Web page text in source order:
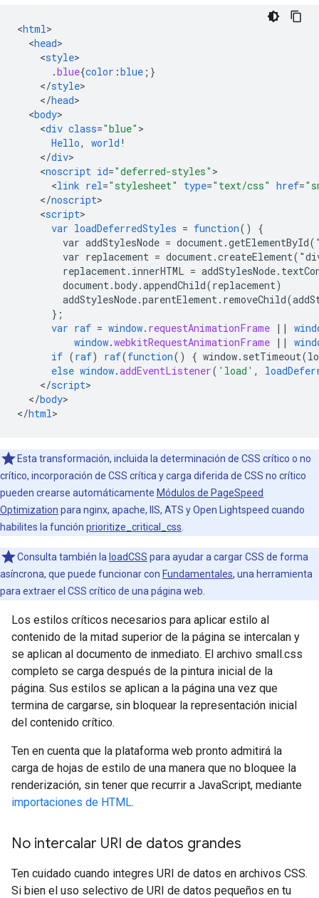
<html
<head
<style
.blue{color :blue ;}
</style
</head
<body
<div class="blue"
Hello, world !
</div
<noscript id="deferred-styles"
<link rel="stylesheet" type="text/css" href=
</noscript
<script
var loadDeferredStyles = function()
{
var addStylesNode =
var replacement =
replacement.innerHTML =
document.body.appendChild(replacement)
} ;
var raf = window. requestAnimationFrame ||
window.webkitRequestAnimationFrame ||
if (raf) raf(function() {
else window.addEventListener( 'load' ,
</script
</body>
</html>
Esta transformación, incluida la determinación de CSS crítico o no
crítico, incorporación de CSS crítica y carga diferida de CSS no crítico
pueden crearse automáticamente Módulos de PageSpeed
Optimization para nginx, apache, IIS, ATS y Open Lightspeed cuando
habilites la función prioritize_critical_css
Consulta también la loadCSS para ayudar a cargar CSS de forma
asíncrona, que puede funcionar con Fundamentales, una herramienta
para extraer el CSS crítico de una página web.
Los estilos críticos necesarios para aplicar estilo al
contenido de la mitad superior de la página se intercalan y
se aplican al documento de inmediato. El archivo small.css
completo se carga después de la pintura inicial de la
página. Sus estilos se aplican a la página una vez que
termina de cargarse, sin bloquear la representación inicial
del contenido crítico.
Ten en cuenta que la plataforma web pronto admitirá la
carga de hojas de estilo de una manera que no bloquee la
renderización, sin tener que recurrir a JavaScript, mediante
importaciones de HTML.
No intercalar URI de datos grandes
Ten cuidado cuando integres URI de datos en archivos CSS.
Si bien el uso selectivo de URI de datos pequeños en tu